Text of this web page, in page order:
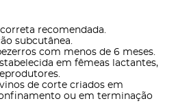
recomendada.
subcutânea.
com menos de 6 meses.
em fêmeas lactantes,
de corte criados em
ou em terminação